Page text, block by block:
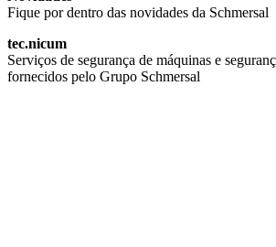
Fique por dentro das novidades da Schmersal
tec.nicum
Serviços de segurança de máquinas e
fornecidos pelo Grupo Schmersal